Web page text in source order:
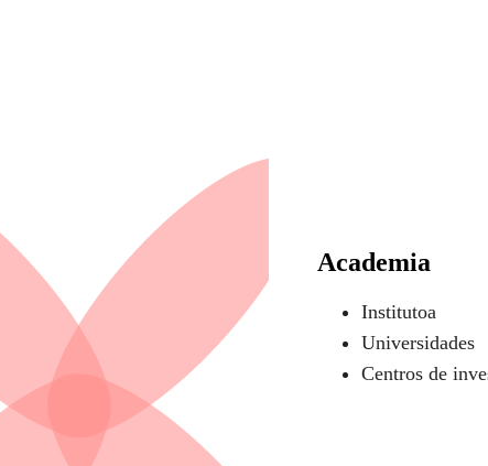
Academia
Institutoa
Universidades
Centros de